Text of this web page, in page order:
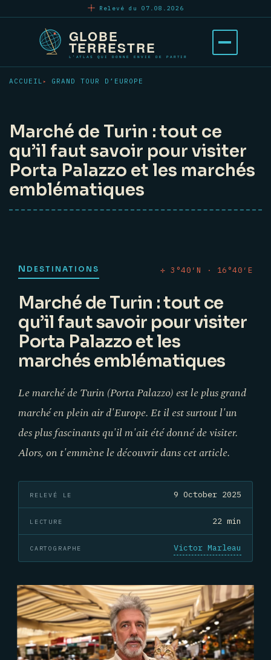
Relevé du 07.08.2026
Ouvrir
le
ACCUEIL GRAND TOUR D’EUROPE
Marché de Turin : tout ce
qu’il faut savoir pour visiter
Porta Palazzo et les marchés
emblématiques
N DESTINATIONS ✛ 3°40′N · 16°40′E
Marché de Turin : tout ce
qu’il faut savoir pour visiter
Porta Palazzo et les
marchés emblématiques
Le marché de Turin (Porta Palazzo) est le plus grand
marché en plein air d'Europe. Et il est surtout l'un
des plus fascinants qu'il m'ait été donné de visiter.
Alors, on t'emmène le découvrir dans cet article.
RELEVÉ LE 9 October 2025
LECTURE 22 min
CARTOGRAPHE Victor Marleau